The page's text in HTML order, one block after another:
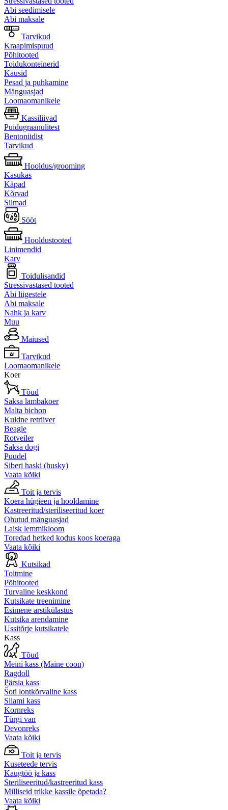
Abi seedimisele
Abi maksale
Tarvikud
Kraapimispuud
Põhitooted
Toidukonteinerid
Kausid
Pesad ja puhkamine
Mänguasjad
Loomaomanikele
Kassiliivad
Puidugraanulitest
Bentoniidist
Tarvikud
Hooldus/grooming
Kasukas
Käpad
Kõrvad
Silmad
Sööt
Hooldustooted
Linimendid
Karv
Toidulisandid
Stressivastased tooted
Abi liigestele
Abi maksale
Nahk ja karv
Muu
Maiused
Tarvikud
Loomaomanikele
Koer
Tõud
Saksa lambakoer
Malta bichon
Kuldne retriiver
Beagle
Rotveiler
Saksa dogi
Puudel
Siberi haski (husky)
Vaata kõiki
Toit ja tervis
Koera hügieen ja hooldamine
Kastreeritud/steriliseeritud koer
Ohutud mänguasjad
Laisk lemmikloom
Toredad hetked kodus koos koeraga
Vaata kõiki
Kutsikad
Toitmine
Põhitooted
Turvaline keskkond
Kutsikate treenimine
Esimene arstikülastus
Kutsika arendamine
Ussitõrje kutsikatele
Kass
Tõud
Meini kass (Maine coon)
Ragdoll
Pärsia kass
Šoti lontkõrvaline kass
Siiami kass
Kornreks
Türgi van
Devonreks
Vaata kõiki
Toit ja tervis
Kuseteede tervis
Kaugtöö ja kass
Steriliseeritud/kastreeritud kass
Milliseid trikke kassile õpetada?
Vaata kõiki